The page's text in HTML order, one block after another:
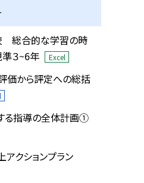
総合的な学習の時
３~6年
Excel
価から評定への総括
る指導の全体計画①
アクションプラン